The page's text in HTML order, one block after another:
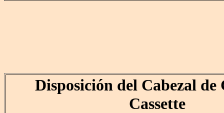
Disposición del Cabezal de
Cassette